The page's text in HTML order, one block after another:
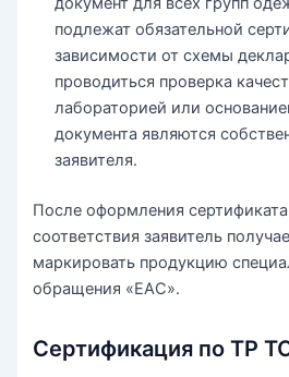
подлежат обязательной
зависимости от схемы
проводиться проверка
лабораторией или
документа являются
заявителя.
После оформления
соответствия заявитель
маркировать продукцию
обращения «ЕАС».
Сертификация по ТР